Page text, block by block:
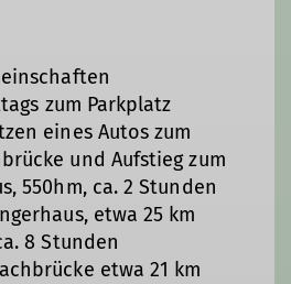
zum Parkplatz
eines Autos zum
und Aufstieg zum
550hm, ca. 2 Stunden
etwa 25 km
8 Stunden
etwa 21 km